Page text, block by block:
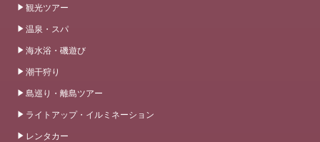
観光ツアー
温泉・スパ
海水浴・磯遊び
潮干狩り
島巡り・離島ツアー
ライトアップ・イルミネーション
レンタカー